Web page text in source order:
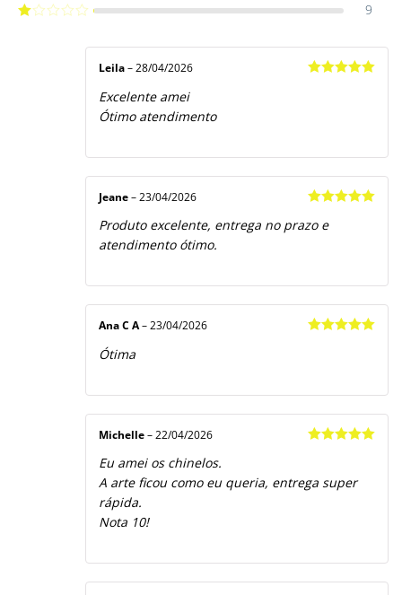
Avaliação
9
Leila – 28/04/2026
Excelente amei
Ótimo atendimento
de 5
Jeane – 23/04/2026
Produto excelente, entrega no prazo e
atendimento ótimo.
Ana C A– 23/04/2026
Ótima
Michelle – 22/04/2026
Eu amei os chinelos.
A arte ficou como eu queria, entrega super
rápida.
Nota 10!